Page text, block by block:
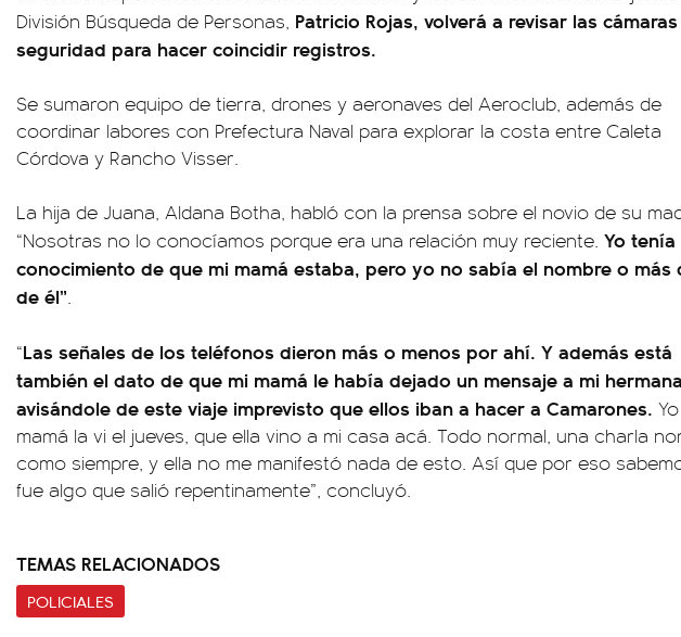
División Búsqueda de Personas, Patricio Rojas, volverá a revisar las
seguridad para hacer coincidir registros.
Se sumaron equipo de tierra, drones y aeronaves del Aeroclub, además de
coordinar labores con Prefectura Naval para explorar la costa entre Caleta
Córdova y Rancho Visser.
La hija de Juana, Aldana Botha, habló con la prensa sobre el novio de su
“Nosotras no lo conocíamos porque era una relación muy reciente. Yo tenía
conocimiento de que mi mamá estaba, pero yo no sabía el nombre o más
de él”.
“Las señales de los teléfonos dieron más o menos por ahí. Y además está
también el dato de que mi mamá le había dejado un mensaje a mi hermana
avisándole de este viaje imprevisto que ellos iban a hacer a Camarones.
mamá la vi el jueves, que ella vino a mi casa acá. Todo normal, una charla
como siempre, y ella no me manifestó nada de esto. Así que por eso
fue algo que salió repentinamente”, concluyó.
TEMAS RELACIONADOS
POLICIALES
🗣️ "El Gobierno
Axel Kicillof,
Buenos Aires,